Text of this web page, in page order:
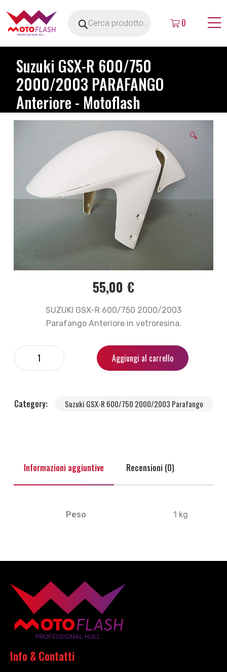
0
Suzuki GSX-R 600/750
2000/2003 PARAFANGO
Anteriore - Motoflash
🔍
55,00 €
SUZUKI GSX-R 600/750 2000/2003
Parafango Anteriore in vetroresina.
Aggiungi al carrello
Category: Suzuki GSX-R 600/750 2000/2003 Parafango
Informazioni aggiuntive Recensioni (0)
Peso 1 kg
Info & Contatti